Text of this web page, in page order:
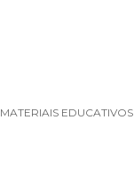
MATERIAIS EDUCATIVOS